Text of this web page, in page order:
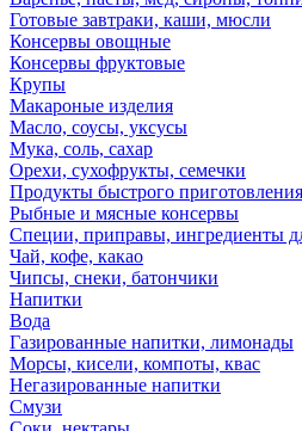
Готовые завтраки, каши, мюсли
Консервы овощные
Консервы фруктовые
Крупы
Макароные изделия
Масло, соусы, уксусы
Мука, соль, сахар
Орехи, сухофрукты, семечки
Продукты быстрого приготовления
Рыбные и мясные консервы
Специи, приправы, ингредиенты
Чай, кофе, какао
Чипсы, снеки, батончики
Напитки
Вода
Газированные напитки, лимонады
Морсы, кисели, компоты, квас
Негазированные напитки
Смузи